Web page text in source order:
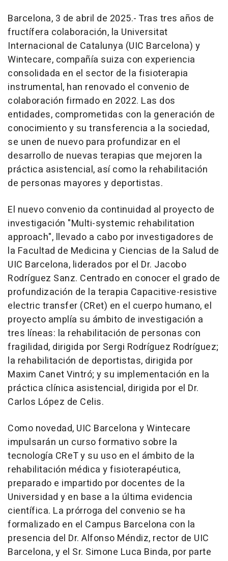
Barcelona, 3 de abril de 2025.- Tras tres años de
fructífera colaboración, la Universitat
Internacional de Catalunya (UIC Barcelona) y
Wintecare, compañía suiza con experiencia
consolidada en el sector de la fisioterapia
instrumental, han renovado el convenio de
colaboración firmado en 2022. Las dos
entidades, comprometidas con la generación de
conocimiento y su transferencia a la sociedad,
se unen de nuevo para profundizar en el
desarrollo de nuevas terapias que mejoren la
práctica asistencial, así como la rehabilitación
de personas mayores y deportistas.
El nuevo convenio da continuidad al proyecto de
investigación "Multi-systemic rehabilitation
approach", llevado a cabo por investigadores de
la Facultad de Medicina y Ciencias de la Salud de
UIC Barcelona, liderados por el Dr. Jacobo
Rodríguez Sanz. Centrado en conocer el grado de
profundización de la terapia Capacitive-resistive
electric transfer (CRet) en el cuerpo humano, el
proyecto amplía su ámbito de investigación a
tres líneas: la rehabilitación de personas con
fragilidad, dirigida por Sergi Rodríguez Rodríguez;
la rehabilitación de deportistas, dirigida por
Maxim Canet Vintró; y su implementación en la
práctica clínica asistencial, dirigida por el Dr.
Carlos López de Celis.
Como novedad, UIC Barcelona y Wintecare
impulsarán un curso formativo sobre la
tecnología CReT y su uso en el ámbito de la
rehabilitación médica y fisioterapéutica,
preparado e impartido por docentes de la
Universidad y en base a la última evidencia
científica. La prórroga del convenio se ha
formalizado en el Campus Barcelona con la
presencia del Dr. Alfonso Méndiz, rector de UIC
Barcelona, y el Sr. Simone Luca Binda, por parte